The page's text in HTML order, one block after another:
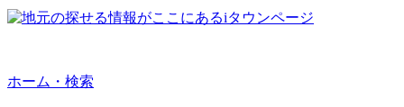
ホーム・検索